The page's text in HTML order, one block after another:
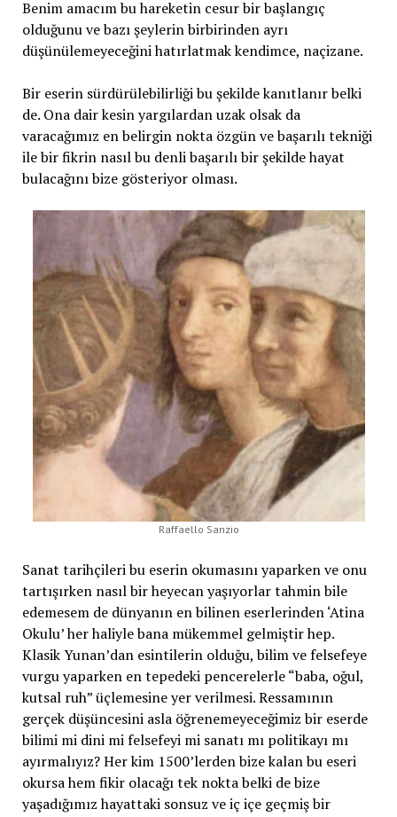
Benim amacım bu hareketin cesur bir başlangıç
olduğunu ve bazı şeylerin birbirinden ayrı
düşünülemeyeceğini hatırlatmak kendimce, naçizane.
Bir eserin sürdürülebilirliği bu şekilde kanıtlanır belki
de. Ona dair kesin yargılardan uzak olsak da
varacağımız en belirgin nokta özgün ve başarılı tekniği
ile bir fikrin nasıl bu denli başarılı bir şekilde hayat
bulacağını bize gösteriyor olması.
Raffaello Sanzio
Sanat tarihçileri bu eserin okumasını yaparken ve onu
tartışırken nasıl bir heyecan yaşıyorlar tahmin bile
edemesem de dünyanın en bilinen eserlerinden ‘Atina
Okulu’ her haliyle bana mükemmel gelmiştir hep.
Klasik Yunan’dan esintilerin olduğu, bilim ve felsefeye
vurgu yaparken en tepedeki pencerelerle “baba, oğul,
kutsal ruh” üçlemesine yer verilmesi. Ressamının
gerçek düşüncesini asla öğrenemeyeceğimiz bir eserde
bilimi mi dini mi felsefeyi mi sanatı mı politikayı mı
ayırmalıyız? Her kim 1500’lerden bize kalan bu eseri
okursa hem fikir olacağı tek nokta belki de bize
yaşadığımız hayattaki sonsuz ve iç içe geçmiş bir